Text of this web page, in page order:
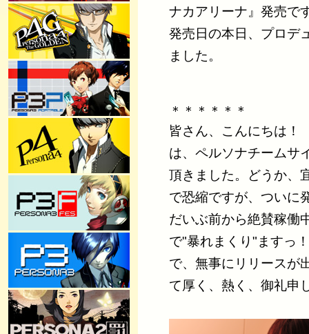
ナカアリーナ』発売で
発売日の本日、プロデ
ました。
＊＊＊＊＊＊
皆さん、こんにちは
は、ペルソナチームサ
頂きました。どうか、
で恐縮ですが、つい
だいぶ前から絶賛稼働
で"暴れまくり"ますっ
で、無事にリリースが
て厚く、熱く、御礼申